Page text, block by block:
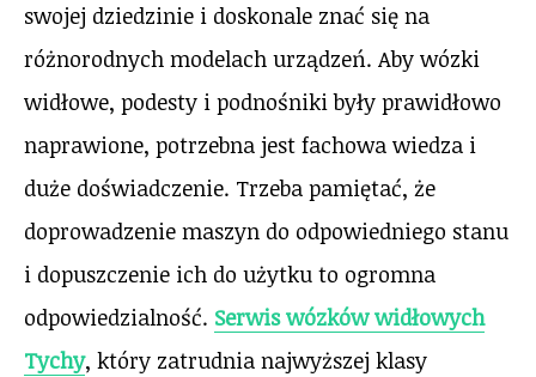
swojej dziedzinie i doskonale znać się na
różnorodnych modelach urządzeń. Aby wózki
widłowe, podesty i podnośniki były prawidłowo
naprawione, potrzebna jest fachowa wiedza i
duże doświadczenie. Trzeba pamiętać, że
doprowadzenie maszyn do odpowiedniego stanu
i dopuszczenie ich do użytku to ogromna
odpowiedzialność. Serwis wózków widłowych
Tychy, który zatrudnia najwyższej klasy